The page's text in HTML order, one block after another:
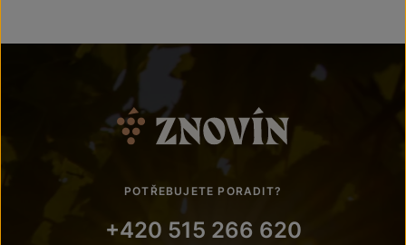
POTŘEBUJETE PORADIT?
+420 515 266 620